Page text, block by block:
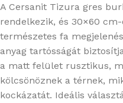
A Cersanit Tizura gres
rendelkezik, és 30×60
természetes fa
anyag tartósságát
a matt felület rusztikus,
kölcsönöznek a térnek,
kockázatát. Ideális